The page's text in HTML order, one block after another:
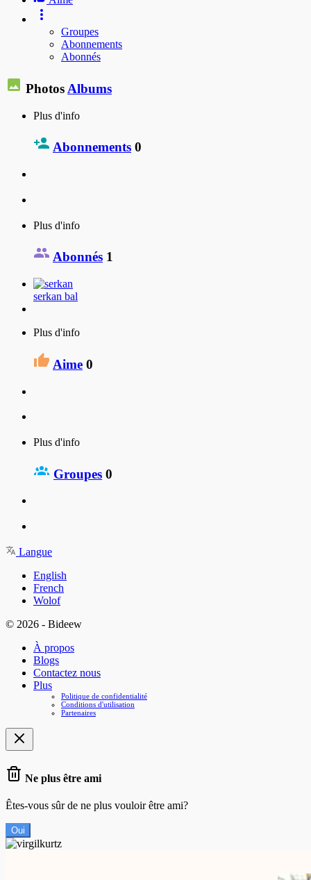
Groupes
Abonnements
Abonnés
Photos Albums
Plus d'info
Abonnements 0
Plus d'info
Abonnés 1
serkan bal
Plus d'info
Aime 0
Plus d'info
Groupes 0
Langue
English
French
Wolof
© 2026 - Bideew
À propos
Blogs
Contactez nous
Plus
Politique de confidentialité
Conditions d'utilisation
Partenaires
Ne plus être ami
Êtes-vous sûr de ne plus vouloir être ami?
Oui